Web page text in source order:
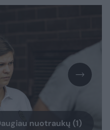
nuotraukų (1)